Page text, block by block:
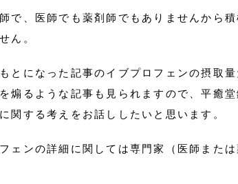
で、医師でも薬剤師でもありませんから
ん。
とになった記事のイブプロフェンの摂取
煽るような記事も見られますので、平癒
関する考えをお話ししたいと思います。
ェンの詳細に関しては専門家（医師また